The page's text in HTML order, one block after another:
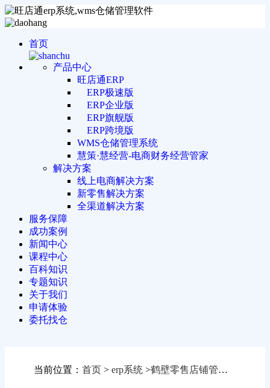
首页
产品中心
旺店通ERP
ERP极速版
ERP企业版
ERP旗舰版
ERP跨境版
WMS仓储管理系统
慧策·慧经营-电商财务经营管家
解决方案
线上电商解决方案
新零售解决方案
全渠道解决方案
服务保障
成功案例
新闻中心
课程中心
百科知识
专题知识
关于我们
申请体验
委托找仓
当前位置： 首页 > erp系统 >鹤壁零售店铺管理系统